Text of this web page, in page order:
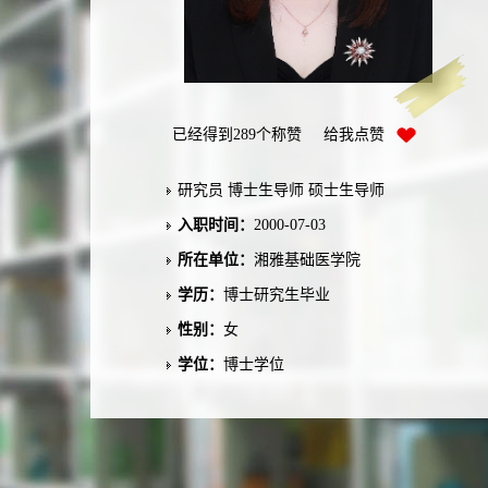
已经得到 289个称赞 给我点赞
研究员 博士生导师 硕士生导师
入职时间： 2000-07-03
所在单位： 湘雅基础医学院
学历： 博士研究生毕业
性别： 女
学位： 博士学位